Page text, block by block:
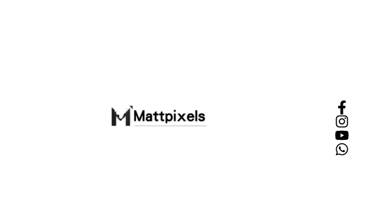
F
a
c
e
I
n
s
t
Y
o
u
t
W
h
a
t